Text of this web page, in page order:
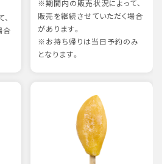
合
※期間内の販売状況によって、
販売を継続させていただく場合
があります。
※お持ち帰りは当日予約のみ
となります。